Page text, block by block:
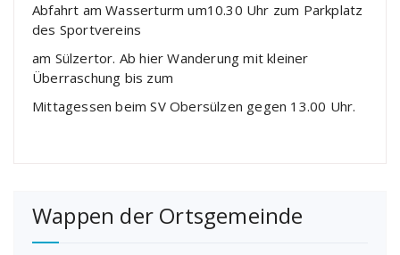
Abfahrt am Wasserturm um10.30 Uhr zum Parkplatz
des Sportvereins
am Sülzertor. Ab hier Wanderung mit kleiner
Überraschung bis zum
Mittagessen beim SV Obersülzen gegen 13.00 Uhr.
Wappen der Ortsgemeinde